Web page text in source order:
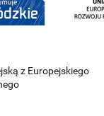
z Europejskiego